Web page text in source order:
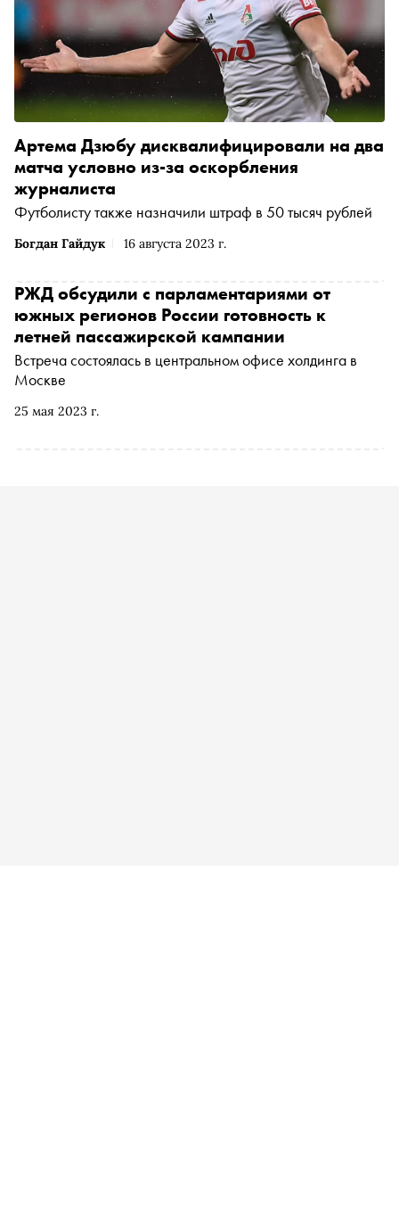
Богдан Гайдук 16 августа 2023 г.
Артема Дзюбу дисквалифицировали на два
матча условно из-за оскорбления
журналиста
Футболисту также назначили штраф в 50 тысяч рублей
25 мая 2023 г.
РЖД обсудили с парламентариями от
южных регионов России готовность к
летней пассажирской кампании
Встреча состоялась в центральном офисе холдинга в
Москве